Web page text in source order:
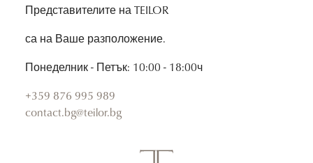
Представителите на TEILOR
са на Ваше разположение.
Понеделник - Петък: 10:00 - 18:00ч
+359 876 995 989
contact.bg@teilor.bg